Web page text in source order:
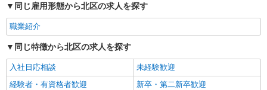
東十条駅｜未経験でも簡単！障がい者デイで軽
作業サポート＆ケア
時給1650円〜2312円 ＜日払い有/週払い有/交
通費全支給(ガソリン代含む)＞
北区【最寄駅：東十条駅】
キープ 詳細を見る
同じ雇用形態から北区の求人を探す
職業紹介
同じ特徴から北区の求人を探す
入社日応相談
未経験歓迎
経験者・有資格者歓迎
新卒・第二新卒歓迎